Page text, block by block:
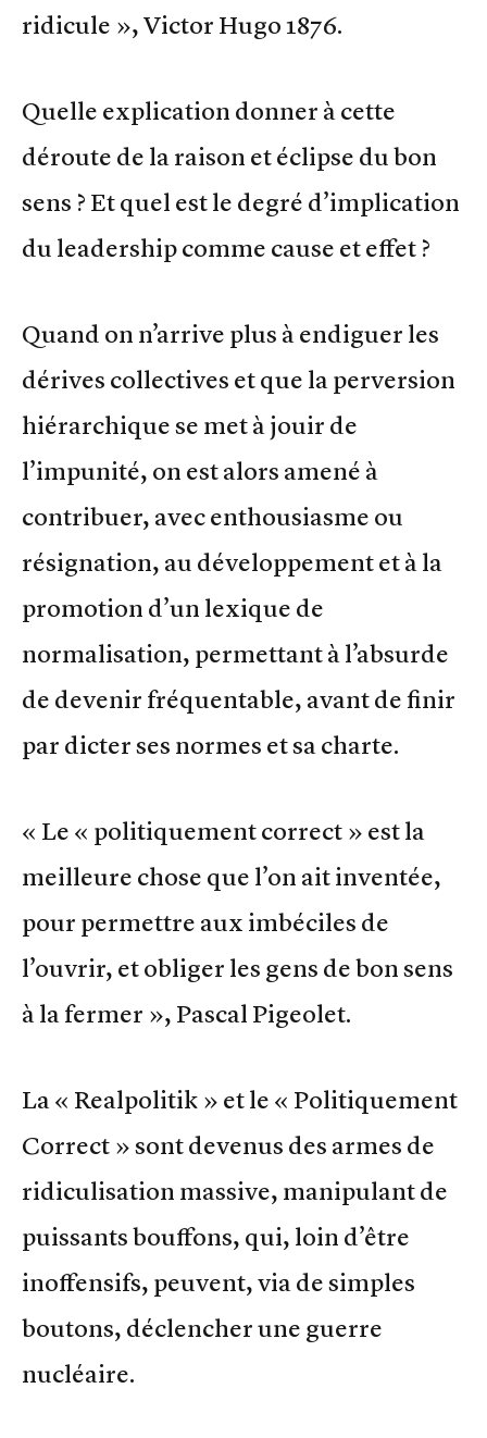
ridicule », Victor Hugo 1876.
Quelle explication donner à cette
déroute de la raison et éclipse du bon
sens ? Et quel est le degré d’implication
du leadership comme cause et effet ?
Quand on n’arrive plus à endiguer les
dérives collectives et que la perversion
hiérarchique se met à jouir de
l’impunité, on est alors amené à
contribuer, avec enthousiasme ou
résignation, au développement et à la
promotion d’un lexique de
normalisation, permettant à l’absurde
de devenir fréquentable, avant de finir
par dicter ses normes et sa charte.
« Le « politiquement correct » est la
meilleure chose que l’on ait inventée,
pour permettre aux imbéciles de
l’ouvrir, et obliger les gens de bon sens
à la fermer », Pascal Pigeolet.
La « Realpolitik » et le « Politiquement
Correct » sont devenus des armes de
ridiculisation massive, manipulant de
puissants bouffons, qui, loin d’être
inoffensifs, peuvent, via de simples
boutons, déclencher une guerre
nucléaire.